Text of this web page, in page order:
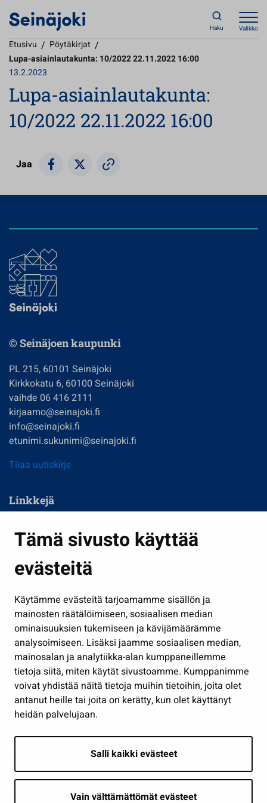
Tämä sivusto käyttää
evästeitä
Käytämme evästeitä tarjoamamme sisällön ja
mainosten räätälöimiseen, sosiaalisen median
ominaisuuksien tukemiseen ja kävijämäärämme
analysoimiseen. Lisäksi jaamme sosiaalisen median,
mainosalan ja analytiikka-alan kumppaneillemme
tietoja siitä, miten käytät sivustoamme. Kumppanimme
voivat yhdistää näitä tietoja muihin tietoihin, joita olet
antanut heille tai joita on kerätty, kun olet käyttänyt
heidän palvelujaan.
Salli kaikki evästeet
Vain välttämättömät evästeet
Haku Valikko
Etusivu / Pöytäkirjat /
Lupa-asiainlautakunta: 10/2022 22.11.2022 16:00
13.2.2023
Lupa-asiainlautakunta:
10/2022 22.11.2022 16:00
Jaa
© Seinäjoen kaupunki
PL 215, 60101 Seinäjoki
Kirkkokatu 6, 60100 Seinäjoki
vaihde 06 416 2111
kirjaamo@seinajoki.fi
info@seinajoki.fi
etunimi.sukunimi@seinajoki.fi
Tilaa uutiskirje
Linkkejä
Kasvatus ja opetus
Kulttuuri ja liikunta
Työ ja yrittäminen
Osallistu ja asioi
Näytä omat evästeasetukseni
Seuraa meitä